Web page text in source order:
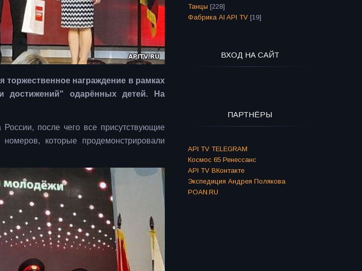
награждение в рамках
достижений" одарённых детей.
На
после чего все присутствующие
которые продемонстрировали
Танцы [228]
Фабрика AI API TV [19]
ВХОД НА САЙТ
ПАРТНЁРЫ
API TV TELEGRAM
Космос 65 Ренессанс
API TV ВКонтакте
Экспедиция Андрея Полякова
POAN.RU